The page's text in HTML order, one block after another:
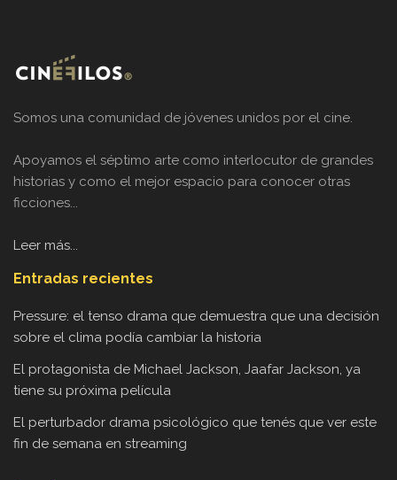
Somos una comunidad de jóvenes unidos por el cine.
Apoyamos el séptimo arte como interlocutor de grandes
historias y como el mejor espacio para conocer otras
ficciones...
Leer más...
Entradas recientes
Pressure: el tenso drama que demuestra que una decisión
sobre el clima podía cambiar la historia
El protagonista de Michael Jackson, Jaafar Jackson, ya
tiene su próxima película
El perturbador drama psicológico que tenés que ver este
fin de semana en streaming